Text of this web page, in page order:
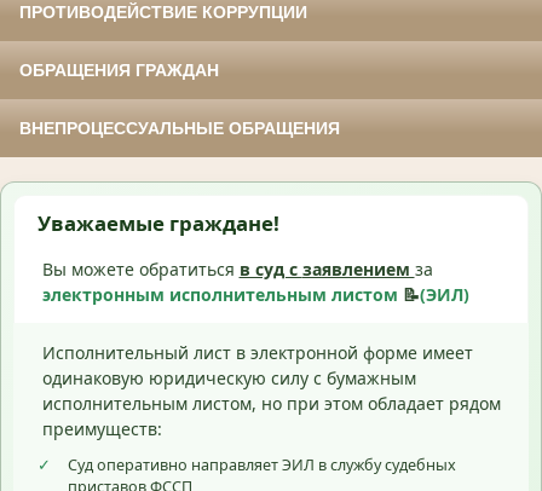
ПРОТИВОДЕЙСТВИЕ КОРРУПЦИИ
ОБРАЩЕНИЯ ГРАЖДАН
ВНЕПРОЦЕССУАЛЬНЫЕ ОБРАЩЕНИЯ
Уважаемые граждане!
Вы можете обратиться в суд с заявлением за
электронным исполнительным листом 📝(ЭИЛ)
Исполнительный лист в электронной форме имеет
одинаковую юридическую силу с бумажным
исполнительным листом, но при этом обладает рядом
преимуществ:
✓
Суд оперативно направляет ЭИЛ в службу судебных